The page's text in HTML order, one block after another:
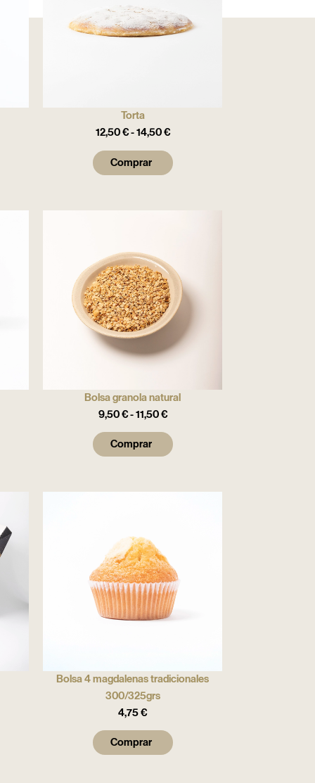
Torta
12,50€-14,50€
Comprar
Bolsa granola natural
9,50€-11,50€
Comprar
Bolsa 4 magdalenas tradicionales
300/325grs
4,75€
Comprar